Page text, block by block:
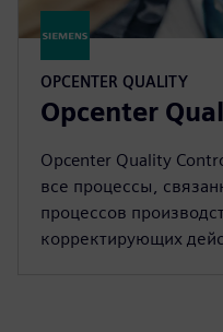
OPCENTER QUALITY
Opcenter
Opcenter Quality
все процессы,
процессов
корректирующих